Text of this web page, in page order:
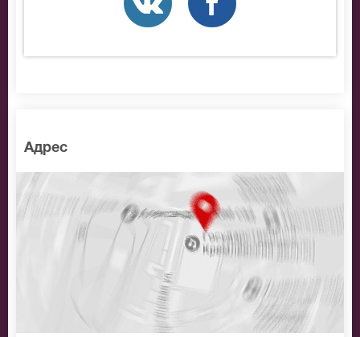
Адрес